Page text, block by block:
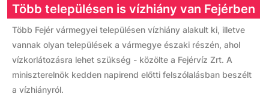
Több településen is vízhiány van Fejérben
Több Fejér vármegyei településen vízhiány alakult ki, illetve
vannak olyan települések a vármegye északi részén, ahol
vízkorlátozásra lehet szükség - közölte a Fejérvíz Zrt. A
miniszterelnök kedden napirend előtti felszólalásban beszélt
a vízhiányról.